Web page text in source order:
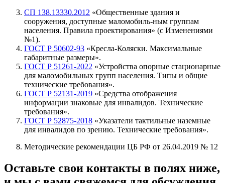
СП 138.13330.2012 «Общественные здания и
сооружения, доступные маломобиль-ным группам
населения. Правила проектирования» (с Изменениями
№1).
ГОСТ Р 50602-93 «Кресла-Коляски. Максимальные
габаритные размеры».
ГОСТ Р 51261-2022 «Устройства опорные стационарные
для маломобильных групп населения. Типы и общие
технические требования».
ГОСТ Р 52131-2019 «Средства отображения
информации знаковые для инвалидов. Технические
требования».
ГОСТ Р 52875-2018 «Указатели тактильные наземные
для инвалидов по зрению. Технические требования».
Методические рекомендации ЦБ РФ от 26.04.2019 № 12
Оставьте свои контакты в полях ниже,